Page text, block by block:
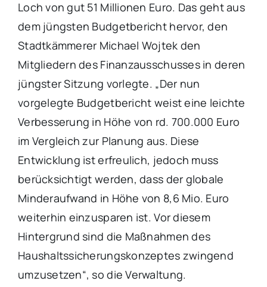
Loch von gut 51 Millionen Euro. Das geht aus
dem jüngsten Budgetbericht hervor, den
Stadtkämmerer Michael Wojtek den
Mitgliedern des Finanzausschusses in deren
jüngster Sitzung vorlegte. „Der nun
vorgelegte Budgetbericht weist eine leichte
Verbesserung in Höhe von rd. 700.000 Euro
im Vergleich zur Planung aus. Diese
Entwicklung ist erfreulich, jedoch muss
berücksichtigt werden, dass der globale
Minderaufwand in Höhe von 8,6 Mio. Euro
weiterhin einzusparen ist. Vor diesem
Hintergrund sind die Maßnahmen des
Haushaltssicherungskonzeptes zwingend
umzusetzen“, so die Verwaltung.